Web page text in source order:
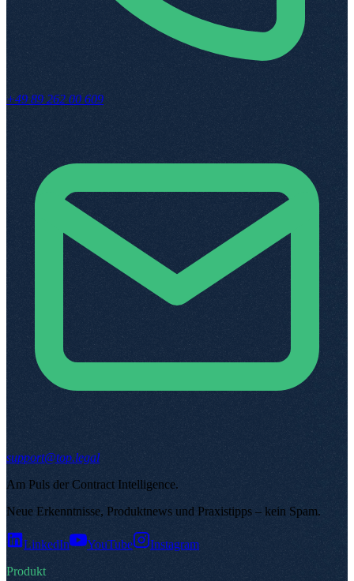
+49 89 262 00 609
support@top.legal
Am Puls der Contract Intelligence.
Neue Erkenntnisse, Produktnews und Praxistipps – kein Spam.
LinkedIn YouTube
Instagram
Produkt